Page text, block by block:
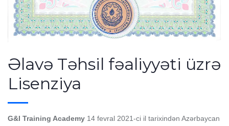
Əlavə Təhsil fəaliyyəti üzrə
Lisenziya
G&I Training Academy 14 fevral 2021-ci il tarixindən Azərbaycan